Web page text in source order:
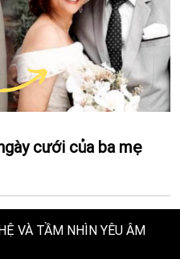
cưới của ba mẹ
VÀ TẦM NHÌN YÊU ÂM